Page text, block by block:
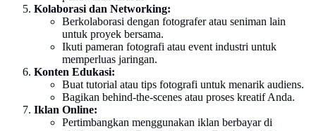
Kolaborasi dan Networking:
Berkolaborasi dengan fotografer atau seniman lain
untuk proyek bersama.
Ikuti pameran fotografi atau event industri untuk
memperluas jaringan.
Konten Edukasi:
Buat tutorial atau tips fotografi untuk menarik audiens.
Bagikan behind-the-scenes atau proses kreatif Anda.
Iklan Online:
Pertimbangkan menggunakan iklan berbayar di